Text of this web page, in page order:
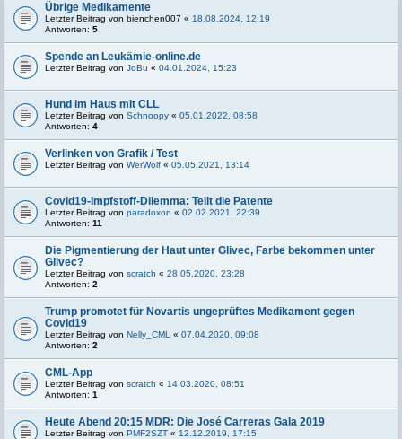
Übrige Medikamente
Letzter Beitrag von bienchen007 « 18.08.2024, 12:19
Antworten: 5
Spende an Leukämie-online.de
Letzter Beitrag von JoBu « 04.01.2024, 15:23
Hund im Haus mit CLL
Letzter Beitrag von Schnoopy « 05.01.2022, 08:58
Antworten: 4
Verlinken von Grafik / Test
Letzter Beitrag von WerWolf « 05.05.2021, 13:14
Covid19-Impfstoff-Dilemma: Teilt die Patente
Letzter Beitrag von paradoxon « 02.02.2021, 22:39
Antworten: 11
Die Pigmentierung der Haut unter Glivec, Farbe bekommen unter
Glivec?
Letzter Beitrag von scratch « 28.05.2020, 23:28
Antworten: 2
Trump promotet für Novartis ungeprüftes Medikament gegen
Covid19
Letzter Beitrag von Nelly_CML « 07.04.2020, 09:08
Antworten: 2
CML-App
Letzter Beitrag von scratch « 14.03.2020, 08:51
Antworten: 1
Heute Abend 20:15 MDR: Die José Carreras Gala 2019
Letzter Beitrag von PMF2SZT « 12.12.2019, 17:15